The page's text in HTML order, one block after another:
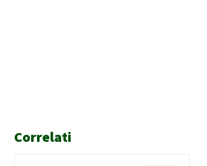
Correlati